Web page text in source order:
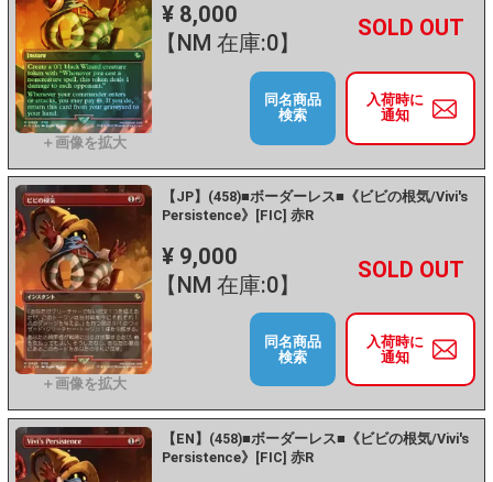
¥ 8,000
【NM 在庫:0】
－ +
入荷時に
通知
同名商品
検索
【JP】(458)■ボーダーレス■《ビビの根気/Vivi's
Persistence》[FIC] 赤R
¥ 9,000
【NM 在庫:0】
－ +
入荷時に
通知
同名商品
検索
【EN】(458)■ボーダーレス■《ビビの根気/Vivi's
Persistence》[FIC] 赤R